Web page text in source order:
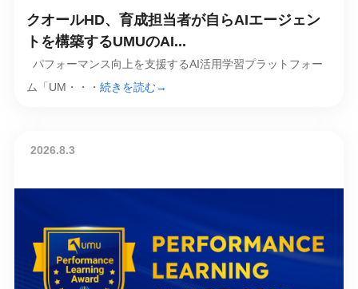
クオールHD、育成担当者が自らAIエージェン
トを構築するUMUのAI...
パフォーマンス向上を支援するAI活用学習プラットフォー
ム「UM・・・ 続きを読む→
2026.8.3